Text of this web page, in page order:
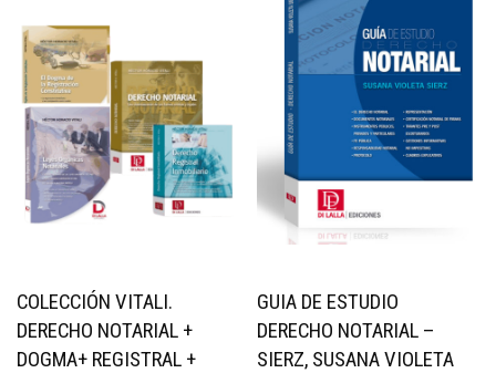
COLECCIÓN VITALI.
DERECHO NOTARIAL +
DOGMA+ REGISTRAL +
GUIA DE ESTUDIO
DERECHO NOTARIAL –
SIERZ, SUSANA VIOLETA